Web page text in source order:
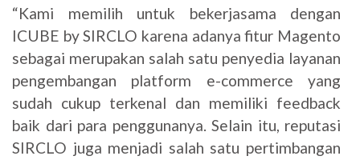
“Kami memilih untuk bekerjasama dengan
ICUBE by SIRCLO karena adanya fitur Magento
sebagai merupakan salah satu penyedia layanan
pengembangan platform e-commerce yang
sudah cukup terkenal dan memiliki feedback
baik dari para penggunanya. Selain itu, reputasi
SIRCLO juga menjadi salah satu pertimbangan